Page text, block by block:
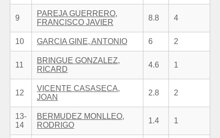
9
PAREJA GUERRERO,
FRANCISCO JAVIER
8.8 4
10 GARCIA GINE, ANTONIO 6 2
11
BRINGUE GONZALEZ,
RICARD
4.6 1
12
VICENTE CASASECA,
JOAN
2.8 2
13-
14
BERMUDEZ MONLLEO,
RODRIGO
1.4 1